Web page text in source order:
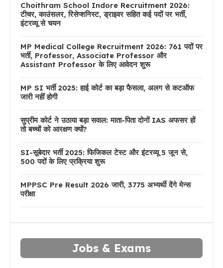
Choithram School Indore Recruitment 2026:
टीचर, काउंसलर, रिसेप्शनिस्ट, ड्राइवर सहित कई पदों पर भर्ती,
इंटरव्यू से चयन
MP Medical College Recruitment 2026: 761 पदों पर
भर्ती, Professor, Associate Professor और
Assistant Professor के लिए आवेदन शुरू
MP SI भर्ती 2025: हाई कोर्ट का बड़ा फैसला, अलग से कटऑफ
जारी नहीं होगी
सुप्रीम कोर्ट ने उठाया बड़ा सवाल: माता-पिता दोनों IAS अफसर हों
तो बच्चों को आरक्षण क्यों?
SI-सूबेदार भर्ती 2025: फिजिकल टेस्ट और इंटरव्यू 5 जून से,
500 पदों के लिए प्रक्रिया शुरू
MPPSC Pre Result 2026 जारी, 3775 अभ्यर्थी देंगे मेन्स
परीक्षा
Jobs & Exams